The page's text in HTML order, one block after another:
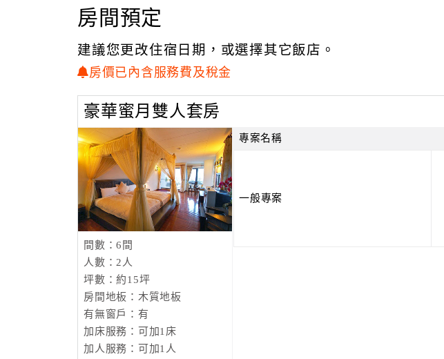
★淳淨時光，純淨休閒
山莊提供了各式寬敞舒適的精緻套房，
原木地板與雅秀的雕花寢具，
您可在此體驗露天SPA，或是品嚐一杯香濃的咖啡，
仰望璀璨星空，體驗淳境為您營造出的好氣氛，
房間預定
建議您更改住宿日期，或選擇其它飯店。
房價已內含服務費及稅金
豪華蜜月雙人套房
間數：6間
人數：2人
坪數：約15坪
房間地板：木質地板
有無窗戶：有
加床服務：可加1床
加人服務：可加1人
專案名稱
一般專案